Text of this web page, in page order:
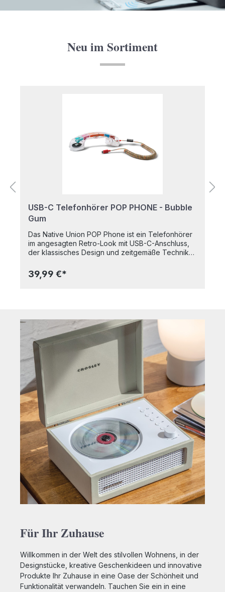
Neu im Sortiment
USB-C Telefonhörer POP PHONE - Bubble
Gum
Das Native Union POP Phone ist ein Telefonhörer
im angesagten Retro-Look mit USB-C-Anschluss,
der klassisches Design und zeitgemäße Technik
USB-C mit Smartphone, Tablet oder Laptop
verbinden und eignet sich ideal für Anrufe,
Annehmen, Ablehnen oder Beenden von
Gesprächen besonders komfortabel macht – ein
echtes Retro-Feeling inklusive. Durch den
größeren Abstand zum Endgerät kann zudem die
direkte Belastung durch Geräteemissionen
verringert werden. Mit seinem nostalgischen
Charme und der überzeugenden Klangqualität ist
das POP Phone die perfekte Ergänzung für
moderne Arbeitsplätze mit Stil. Bei der Herstellung
wurde besonderer Wert auf Langlebigkeit und
Nachhaltigkeit gelegt: Das Zubehör besteht aus
recycelten Materialien wie TPU und PC und
überzeugt durch eine robuste Verarbeitung. -
Retro USB-C Telefonhörer für Smartphones,
Laptops und Tablets - Gefertigt aus recyceltem
TPU, ABS, PC und Zinklegierung - Idealer
Begleiter für Telefonate, Videocalls und Online-
Meetings - Plug-&Play-Funktion, ohne Laden oder
Verbindung herstellen - Verfügt über hochwertige
Mikrofone und Lautsprecher - Für Komfort und
Nostalgie mit taktilem Knopf zum Annehmen und
durch Geräteemissionen Kabellänge: 50 bis 320
Millimeter Gewicht: 252 Gramm Kompatibel mit allen
Geräten mit USB‑C‑Anschluss, darunter alle Serien
ab dem iPhone 15, iPad, MacBook,
Android‑Smartphones sowie weitere
USB‑C‑fähige Geräte
39,99 €*
Für Ihr Zuhause
Willkommen in der Welt des stilvollen Wohnens, in der
Designstücke, kreative Geschenkideen und innovative
Produkte Ihr Zuhause in eine Oase der Schönheit und
Funktionalität verwandeln. Tauchen Sie ein in eine